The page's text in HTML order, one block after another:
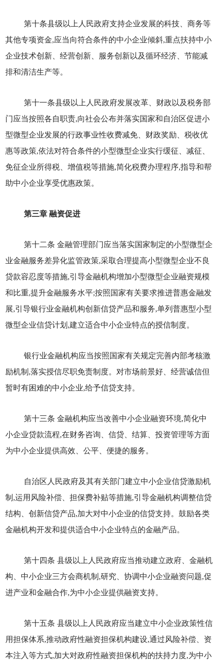
第十条县级以上人民政府支持企业发展的科技、商务等
其他专项资金,应当向符合条件的中小企业倾斜,重点扶持中小
企业技术创新、经营创新、服务创新以及循环经济、节能减
排和清洁生产等。
第十一条县级以上人民政府发展改革、财政以及税务部
门应当按照各自职责,向社会公布并落实国家和自治区促进小
型微型企业发展的行政事业性收费减免、财政奖励、税收优
惠等政策,依法对符合条件的小型微型企业实行缓征、减征、
免征企业所得税、增值税等措施,简化税费办理程序,指导和帮
助中小企业享受优惠政策。
第三章 融资促进
第十二条 金融管理部门应当落实国家制定的小型微型企
业金融服务差异化监管政策,采取合理提高小型微型企业不良
贷款容忍度等措施,引导金融机构增加小型微型企业融资规模
和比重,提升金融服务水平;按照国家有关要求推进普惠金融发
展,引导银行业金融机构创新信贷产品和服务,单列普惠型小型
微型企业信贷计划,建立适合中小企业特点的授信制度。
银行业金融机构应当按照国家有关规定完善内部考核激
励机制,落实授信尽职免责制度。对市场前景好、经营诚信但
暂时有困难的中小企业,给予信贷支持。
第十三条 金融机构应当改善中小企业融资环境,简化中
小企业贷款流程,在财务咨询、信贷、结算、投资管理等方面
为中小企业提供高效、公平、便捷的服务。
自治区人民政府及其有关部门建立中小企业信贷激励机
制,运用风险补偿、担保费补贴等措施,引导金融机构调整信贷
结构、创新信贷产品,加大对中小企业的信贷支持。鼓励各类
金融机构开发和提供适合中小企业特点的金融产品。
第十四条 县级以上人民政府应当推动建立政府、金融机
构、中小企业三方会商机制,研究、协调中小企业融资问题,促
进产业和金融合作,为中小企业提供融资支持。
第十五条 县级以上人民政府应当建立中小企业政策性信
用担保体系,推动政府性融资担保机构建设,通过风险补偿、资
本注入等方式,加大对政府性融资担保机构的扶持力度,为中小